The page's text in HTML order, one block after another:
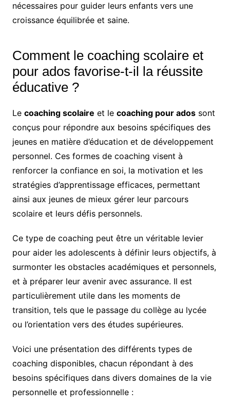
nécessaires pour guider leurs enfants vers une
croissance équilibrée et saine.
Comment le coaching scolaire et
pour ados favorise-t-il la réussite
éducative ?
Le coaching scolaire et le coaching pour adossont
conçus pour répondre aux besoins spécifiques des
jeunes en matière d’éducation et de développement
personnel. Ces formes de coaching visent à
renforcer la confiance en soi, la motivation et les
stratégies d’apprentissage efficaces, permettant
ainsi aux jeunes de mieux gérer leur parcours
scolaire et leurs défis personnels.
Ce type de coaching peut être un véritable levier
pour aider les adolescents à définir leurs objectifs, à
surmonter les obstacles académiques et personnels,
et à préparer leur avenir avec assurance. Il est
particulièrement utile dans les moments de
transition, tels que le passage du collège au lycée
ou l’orientation vers des études supérieures.
Voici une présentation des différents types de
coaching disponibles, chacun répondant à des
besoins spécifiques dans divers domaines de la vie
personnelle et professionnelle :